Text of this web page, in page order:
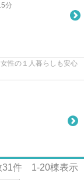
分
性の１人暮らしも安心
31件 1-20棟表示